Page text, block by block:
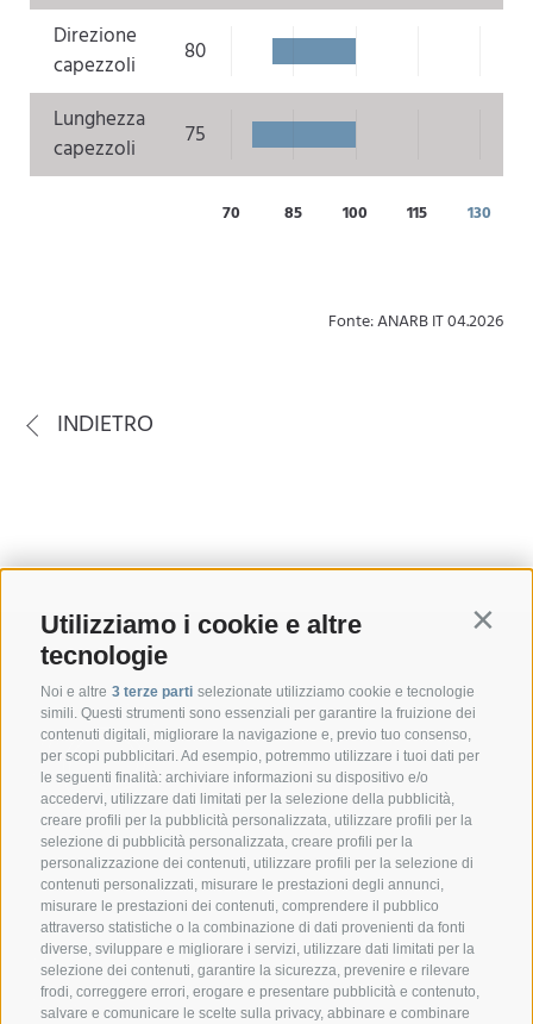
Utilizziamo i cookie e altre
tecnologie
Noi e altre 3 terze parti selezionate utilizziamo cookie e tecnologie
simili. Questi strumenti sono essenziali per garantire la fruizione dei
contenuti digitali, migliorare la navigazione e, previo tuo consenso,
per scopi pubblicitari. Ad esempio, potremmo utilizzare i tuoi dati per
le seguenti finalità: archiviare informazioni su dispositivo e/o
accedervi, utilizzare dati limitati per la selezione della pubblicità,
creare profili per la pubblicità personalizzata, utilizzare profili per la
selezione di pubblicità personalizzata, creare profili per la
personalizzazione dei contenuti, utilizzare profili per la selezione di
contenuti personalizzati, misurare le prestazioni degli annunci,
misurare le prestazioni dei contenuti, comprendere il pubblico
attraverso statistiche o la combinazione di dati provenienti da fonti
diverse, sviluppare e migliorare i servizi, utilizzare dati limitati per la
selezione dei contenuti, garantire la sicurezza, prevenire e rilevare
frodi, correggere errori, erogare e presentare pubblicità e contenuto,
salvare e comunicare le scelte sulla privacy, abbinare e combinare
Direzione
capezzoli
80
Lunghezza
capezzoli
75
70 85 100 115 130
Fonte: ANARB IT 04.2026
INDIETRO
CONTATTO
Federazione Prov.le Allevatori Trento
Via delle Bettine, 40 - 38121 Trento
Tel.:+39 0461 432111